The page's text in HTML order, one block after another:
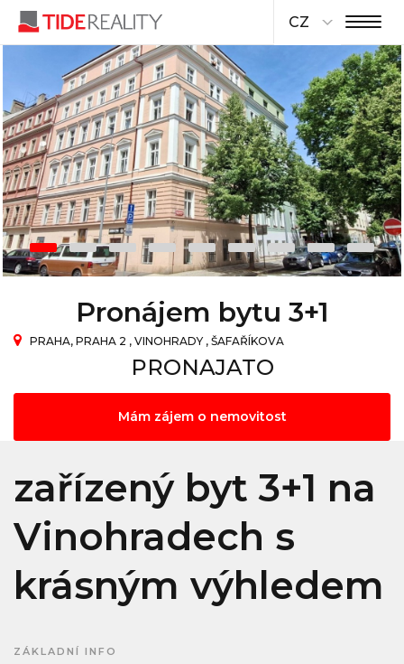
CZ
Pronájem bytu 3+1
PRAHA, PRAHA 2 , VINOHRADY , ŠAFAŘÍKOVA
PRONAJATO
Mám zájem o nemovitost
zařízený byt 3+1 na
Vinohradech s
krásným výhledem
ZÁKLADNÍ INFO